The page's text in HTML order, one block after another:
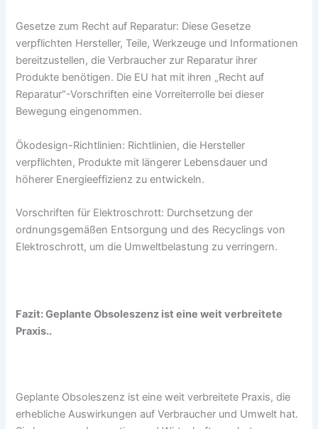
Gesetze zum Recht auf Reparatur: Diese Gesetze
verpflichten Hersteller, Teile, Werkzeuge und Informationen
bereitzustellen, die Verbraucher zur Reparatur ihrer
Produkte benötigen. Die EU hat mit ihren „Recht auf
Reparatur“-Vorschriften eine Vorreiterrolle bei dieser
Bewegung eingenommen.
Ökodesign-Richtlinien: Richtlinien, die Hersteller
verpflichten, Produkte mit längerer Lebensdauer und
höherer Energieeffizienz zu entwickeln.
Vorschriften für Elektroschrott: Durchsetzung der
ordnungsgemäßen Entsorgung und des Recyclings von
Elektroschrott, um die Umweltbelastung zu verringern.
Fazit: Geplante Obsoleszenz ist eine weit verbreitete
Praxis..
Geplante Obsoleszenz ist eine weit verbreitete Praxis, die
erhebliche Auswirkungen auf Verbraucher und Umwelt hat.